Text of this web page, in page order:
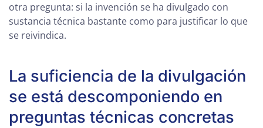
otra pregunta: si la invención se ha divulgado con
sustancia técnica bastante como para justificar lo que
se reivindica.
La suficiencia de la divulgación
se está descomponiendo en
preguntas técnicas concretas